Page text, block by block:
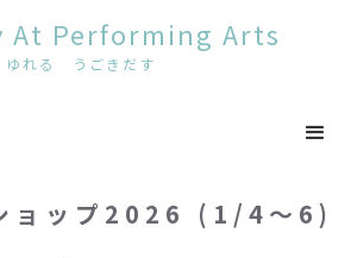
At Performing Arts
れる うごきだす
ョップ2026 (1/4～6)